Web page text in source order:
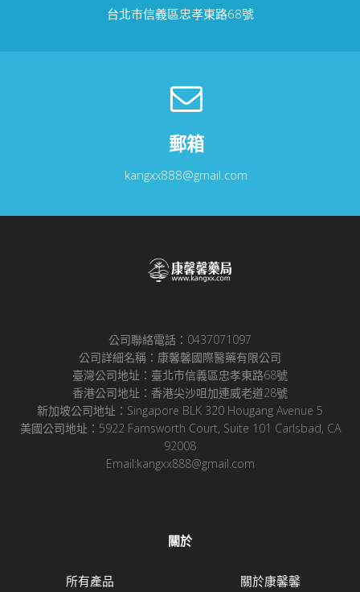
台北市信義區忠孝東路68號
郵箱
kangxx888@gmail.com
公司聯絡電話：0437071097
公司詳細名稱：康馨馨國際醫藥有限公司
臺灣公司地址：臺北市信義區忠孝東路68號
香港公司地址：香港尖沙咀加連威老道28號
新加坡公司地址：Singapore BLK 320 Hougang Avenue 5
美國公司地址：5922 Farnsworth Court, Suite 101 Carlsbad, CA
92008
Email:kangxx888@gmail.com
關於
所有產品
關於康馨馨